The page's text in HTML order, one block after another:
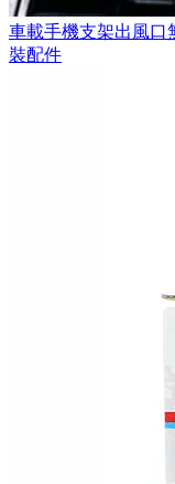
車載手機支架出風口
裝配件